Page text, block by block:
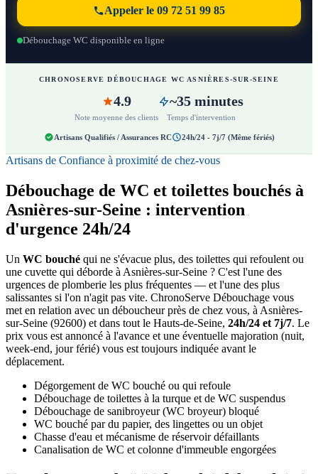
Appeler le 09 72 51 99 85
Débouchage WC disponible en ligne
CHRONOSERVE DÉBOUCHAGE WC ASNIÈRES-SUR-SEINE
4.9
Note moyenne des clients
~35 minutes
Temps d'intervention
Artisans Qualifiés / Assurances RC 24h/24 - 7j/7 (Même fériés)
Artisans de Confiance à proximité de chez-vous
Débouchage de WC et toilettes bouchés à
Asnières-sur-Seine : intervention
d'urgence 24h/24
Un WC bouché qui ne s'évacue plus, des toilettes qui refoulent ou
une cuvette qui déborde à Asnières-sur-Seine ? C'est l'une des
urgences de plomberie les plus fréquentes — et l'une des plus
salissantes si l'on n'agit pas vite. ChronoServe Débouchage vous
met en relation avec un déboucheur près de chez vous, à Asnières-
sur-Seine (92600) et dans tout le Hauts-de-Seine, 24h/24 et 7j/7. Le
prix vous est annoncé à l'avance et une éventuelle majoration (nuit,
week-end, jour férié) vous est toujours indiquée avant le
déplacement.
Dégorgement de WC bouché ou qui refoule
Débouchage de toilettes à la turque et de WC suspendus
Débouchage de sanibroyeur (WC broyeur) bloqué
WC bouché par du papier, des lingettes ou un objet
Chasse d'eau et mécanisme de réservoir défaillants
Canalisation de WC et colonne d'immeuble engorgées